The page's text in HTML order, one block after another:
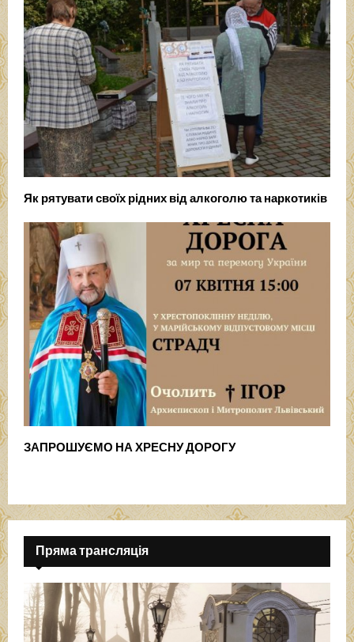
Як рятувати своїх рідних від алкоголю та наркотиків
ЗАПРОШУЄМО НА ХРЕСНУ ДОРОГУ
Пряма трансляція